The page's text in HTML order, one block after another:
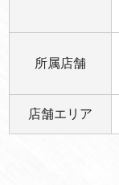
所属店舗
店舗エリア